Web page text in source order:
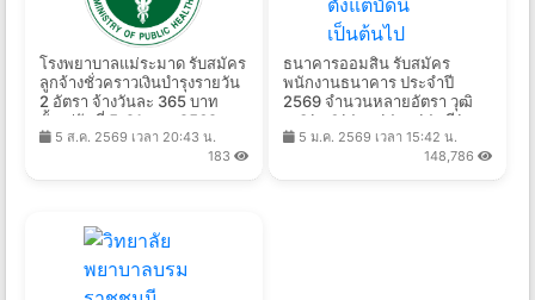
โรงพยาบาลแม่ระมาด รับสมัคร
ลูกจ้างชั่วคราวเงินบำรุงรายวัน
2 อัตรา จ้างวันละ 365 บาท
ตั้งแต่วันที่ 5-21 ส.ค. 2569
5 ส.ค. 2569 เวลา 20:43 น.
183
ธนาคารออมสิน รับสมัคร
พนักงานธนาคาร ประจำปี
2569 จำนวนหลายอัตรา วุฒิ
ม.3/ม.6/ปวช./ปวส./ป.ตรี/
ป.โท ตั้งแต่บัดนี้เป็นต้นไป
5 ม.ค. 2569 เวลา 15:42 น.
148,786